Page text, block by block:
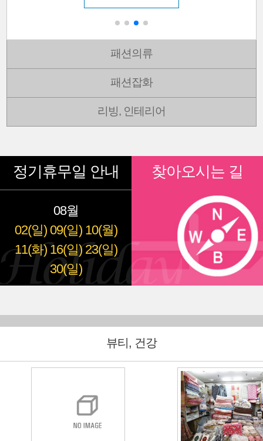
패션의류
패션잡화
리빙, 인테리어
정기휴무일 안내
08월
02(일) 09(일) 10(월)
11(화) 16(일) 23(일)
30(일)
찾아오시는 길
뷰티, 건강